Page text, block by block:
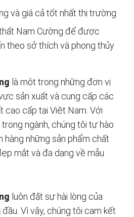
và giá cả tốt nhất thị trường
Nam Cường để được
theo sở thích và phong thủy
là một trong những đơn vị
sản xuất và cung cấp các
cao cấp tại Việt Nam. Với
trong ngành, chúng tôi tự hào
hàng những sản phẩm chất
mắt và đa dạng về mẫu
luôn đặt sự hài lòng của
đầu. Vì vậy, chúng tôi cam kết